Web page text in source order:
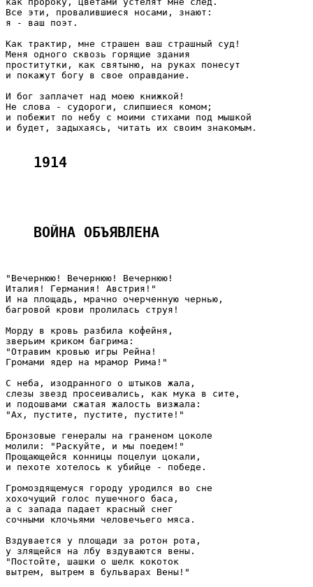
Все эти, провалившиеся носами, знают:
я - ваш поэт.
Как трактир, мне страшен ваш страшный суд!
Меня одного сквозь горящие здания
проститутки, как святыню, на руках понесут
и покажут богу в свое оправдание.
И бог заплачет над моею книжкой!
Не слова - судороги, слипшиеся комом;
и побежит по небу с моими стихами под мышкой
и будет, задыхаясь, читать их своим знакомым.
1914
ВОЙНА ОБЪЯВЛЕНА
"Вечернюю! Вечернюю! Вечернюю!
Италия! Германия! Австрия!"
И на площадь, мрачно очерченную чернью,
багровой крови пролилась струя!
Морду в кровь разбила кофейня,
зверьим криком багрима:
"Отравим кровью игры Рейна!
Громами ядер на мрамор Рима!"
С неба, изодранного о штыков жала,
слезы звезд просеивались, как мука в сите,
и подошвами сжатая жалость визжала:
"Ах, пустите, пустите, пустите!"
Бронзовые генералы на граненом цоколе
молили: "Раскуйте, и мы поедем!"
Прощающейся конницы поцелуи цокали,
и пехоте хотелось к убийце - победе.
Громоздящемуся городу уродился во сне
хохочущий голос пушечного баса,
а с запада падает красный снег
сочными клочьями человечьего мяса.
Вздувается у площади за ротон рота,
у злящейся на лбу вздуваются вены.
"Постойте, шашки о шелк кокоток
вытрем, вытрем в бульварах Вены!"